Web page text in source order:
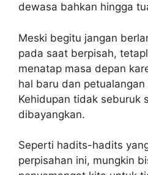
dewasa bahkan hingga
Meski begitu jangan
pada saat berpisah,
menatap masa depan
hal baru dan
Kehidupan tidak seburuk
dibayangkan.
Seperti hadits-hadits
perpisahan ini, mungkin